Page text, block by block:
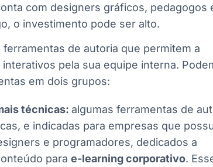
com designers gráficos, pedagogos
o investimento pode ser alto.
de autoria que permitem a
pela sua equipe interna.
em dois grupos:
técnicas: algumas ferramentas de
e indicadas para empresas que
e programadores, dedicados a
para e-learning corporativo.